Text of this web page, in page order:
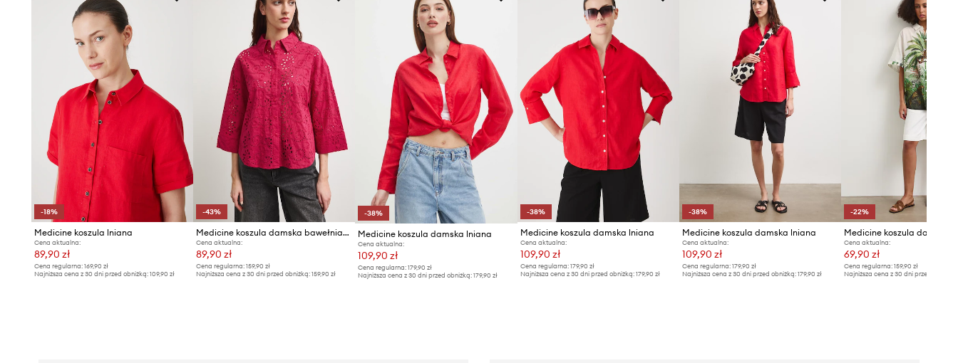
-18%
Medicine koszula lniana
Cena aktualna:
89,90 zł
Cena regularna: 169,90 zł
Najniższa cena z 30 dni przed obniżką: 109,90 zł
-43%
Medicine koszula damska bawełniana
Cena aktualna:
89,90 zł
Cena regularna:159,90 zł
Najniższa cena z 30 dni przed obniżką:159,90 zł
-38%
Medicine koszula damska lniana
Cena aktualna:
109,90 zł
Cena regularna: 179,90 zł
Najniższa cena z 30 dni przed obniżką: 179,90 zł
-38%
Medicine koszula damska lniana
Cena aktualna:
109,90 zł
Cena regularna: 179,90 zł
Najniższa cena z 30 dni przed obniżką: 179,90 zł
-38%
Medicine koszula damska lniana
Cena aktualna:
109,90 zł
Cena regularna:179,90 zł
Najniższa cena z 30 dni przed obniżką:179,90 zł
-22%
Cena aktualna:
69,90 zł
Cena regularna: 159,90 zł
Najniższa cena z 30 dni przed obniżką: